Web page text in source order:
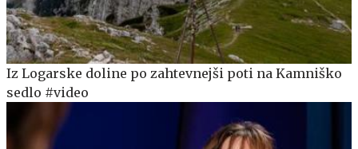
Iz Logarske doline po zahtevnejši poti na Kamniško
sedlo #video